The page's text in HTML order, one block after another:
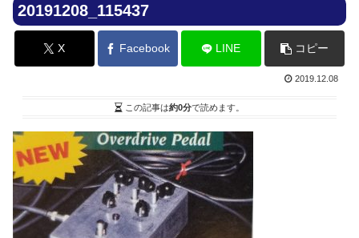
20191208_115437
X Facebook LINE コピー
2019.12.08
この記事は約0分で読めます。